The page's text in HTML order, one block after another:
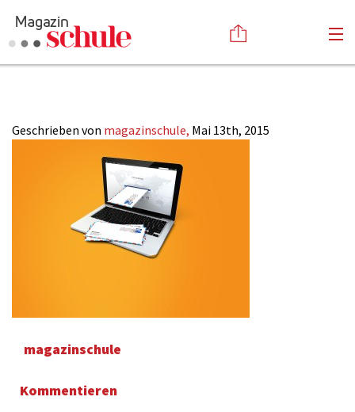
Online-Magazin
Impressum
Kommentieren
Geschrieben von magazinschule, Mai 13th, 2015
magazinschule
Kommentieren